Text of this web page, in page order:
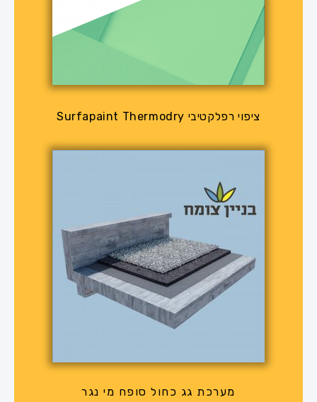
ציפוי רפלקטיבי Surfapaint Thermodry
מערכת גג כחול סופח מי נגר